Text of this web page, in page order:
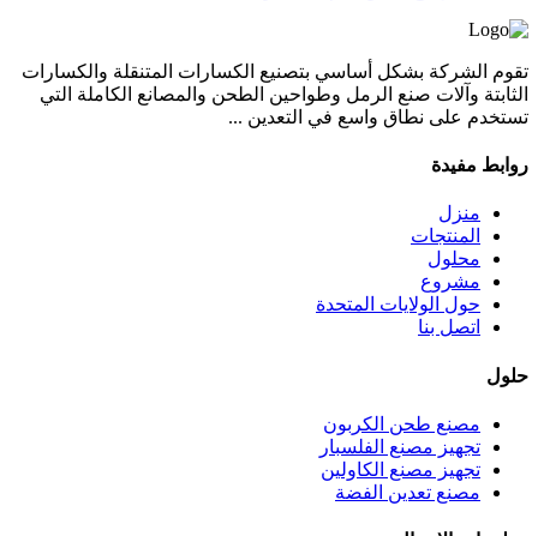
تقوم الشركة بشكل أساسي بتصنيع الكسارات المتنقلة والكسارات
الثابتة وآلات صنع الرمل وطواحين الطحن والمصانع الكاملة التي
تستخدم على نطاق واسع في التعدين ...
روابط مفيدة
منزل
المنتجات
محلول
مشروع
حول الولايات المتحدة
اتصل بنا
حلول
مصنع طحن الكربون
تجهيز مصنع الفلسبار
تجهيز مصنع الكاولين
مصنع تعدين الفضة